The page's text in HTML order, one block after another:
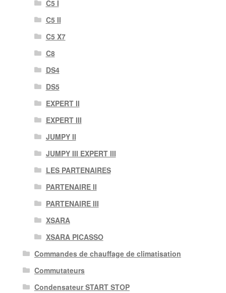
C5 I
C5 II
C5 X7
C8
DS4
DS5
EXPERT II
EXPERT III
JUMPY II
JUMPY III EXPERT III
LES PARTENAIRES
PARTENAIRE II
PARTENAIRE III
XSARA
XSARA PICASSO
Commandes de chauffage de climatisation
Commutateurs
Condensateur START STOP